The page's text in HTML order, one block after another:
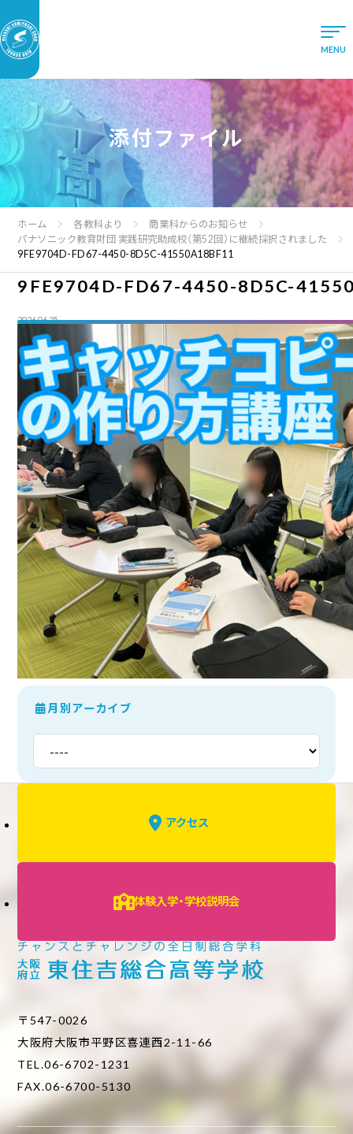
添付ファイル
ホーム 各教科より
商業科からのお知らせ
パナソニック教育財団 実践研究助成校（第52回）に継続採択されました
9FE9704D-FD67-4450-8D5C-41550A18BF11
9FE9704D-FD67-4450-8D5C-
2026.06.25
月別アーカイブ
アクセス
体験入学・学校説明会
〒547-0026
大阪府大阪市平野区喜連西2-11-66
TEL.06-6702-1231
FAX.06-6700-5130